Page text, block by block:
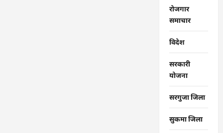
रोजगार
समाचार
विदेश
सरकारी
योजना
सरगुजा जिला
सुकमा जिला